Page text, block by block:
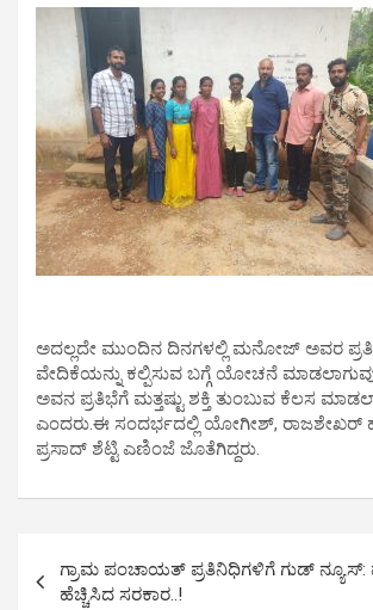
ಅದಲ್ಲದೇ ಮುಂದಿನ ದಿನಗಳಲ್ಲಿ ಮನೋಜ್ ಅವರ
ವೇದಿಕೆಯನ್ನು ಕಲ್ಪಿಸುವ ಬಗ್ಗೆ ಯೋಚನೆ
ಅವನ ಪ್ರತಿಭೆಗೆ ಮತ್ತಷ್ಟು ಶಕ್ತಿ ತುಂಬುವ ಕೆಲಸ
ಎಂದರು.ಈ ಸಂದರ್ಭದಲ್ಲಿ ಯೋಗೀಶ್, ರಾಜಶೇಖರ್
ಪ್ರಸಾದ್ ಶೆಟ್ಟಿ ಎಣಿಂಜೆ ಜೊತೆಗಿದ್ದರು.
ಗ್ರಾಮ ಪಂಚಾಯತ್ ಪ್ರತಿನಿಧಿಗಳಿಗೆ ಗುಡ್
ಹೆಚ್ಚಿಸಿದ ಸರಕಾರ..!